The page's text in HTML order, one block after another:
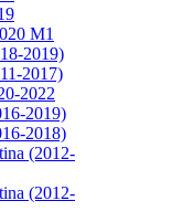
M1
2019)
2017)
2022
2019)
2018)
(2012-
(2012-